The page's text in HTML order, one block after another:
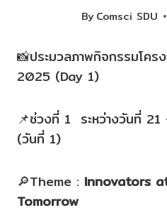
ByComsci SDU
📸ประมวลภาพกิจกรรมโคร
2025 (Day 1)
📌ช่วงที่ 1 ระหว่างวันที่
(วันที่ 1)
🔎Theme : Innovators
Tomorrow